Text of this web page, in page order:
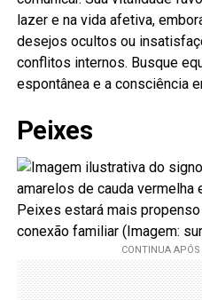
lazer e na vida afetiva,
desejos ocultos ou
conflitos internos. Busque
espontânea e a consciência
Peixes
Peixes estará mais
conexão familiar (Imagem: